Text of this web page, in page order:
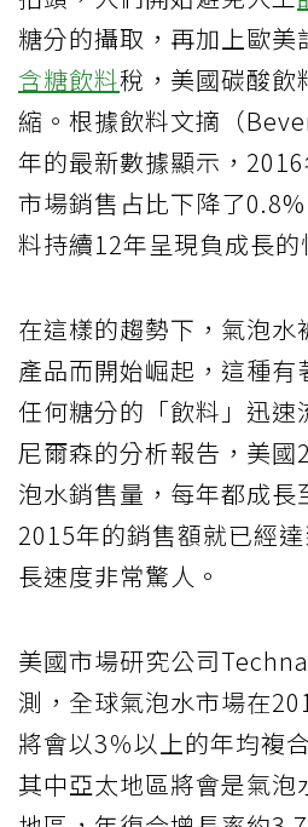
糖分的攝取，再加上歐美
含糖飲料稅，美國碳酸飲
縮。根據飲料文摘（
年的最新數據顯示，
市場銷售占比下降了
料持續12年呈現負成長的
在這樣的趨勢下，氣泡水
產品而開始崛起，這種有
任何糖分的「飲料」迅速
尼爾森的分析報告，美
泡水銷售量，每年都成長
2015年的銷售額就已經
長速度非常驚人。
美國市場研究公司
測，全球氣泡水市場在
將會以3％以上的年均複
其中亞太地區將會是氣泡